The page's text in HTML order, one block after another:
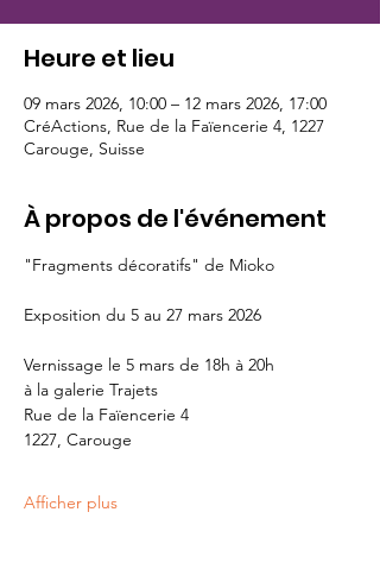
Heure et lieu
09 mars 2026, 10:00 – 12 mars 2026, 17:00
CréActions, Rue de la Faïencerie 4, 1227
Carouge, Suisse
À propos de l'événement
"Fragments décoratifs" de Mioko
Exposition du 5 au 27 mars 2026
Vernissage le 5 mars de 18h à 20h
à la galerie Trajets
Rue de la Faïencerie 4
1227, Carouge
Afficher plus